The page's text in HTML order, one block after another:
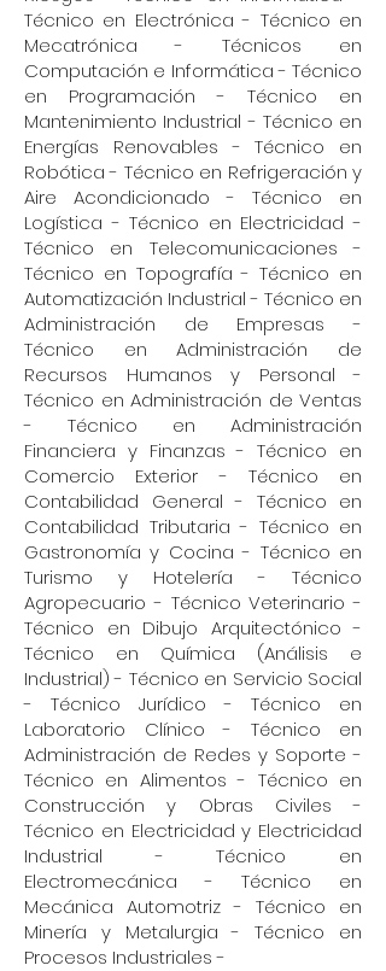
Técnico en Electrónica - Técnico en
Mecatrónica - Técnicos en
Computación e Informática - Técnico
en Programación - Técnico en
Mantenimiento Industrial - Técnico en
Energías Renovables - Técnico en
Robótica - Técnico en Refrigeración y
Aire Acondicionado - Técnico en
Logística - Técnico en Electricidad -
Técnico en Telecomunicaciones -
Técnico en Topografía - Técnico en
Automatización Industrial - Técnico en
Administración de Empresas -
Técnico en Administración de
Recursos Humanos y Personal -
Técnico en Administración de Ventas
- Técnico en Administración
Financiera y Finanzas - Técnico en
Comercio Exterior - Técnico en
Contabilidad General - Técnico en
Contabilidad Tributaria - Técnico en
Gastronomía y Cocina - Técnico en
Turismo y Hotelería - Técnico
Agropecuario - Técnico Veterinario -
Técnico en Dibujo Arquitectónico -
Técnico en Química (Análisis e
Industrial) - Técnico en Servicio Social
- Técnico Jurídico - Técnico en
Laboratorio Clínico - Técnico en
Administración de Redes y Soporte -
Técnico en Alimentos - Técnico en
Construcción y Obras Civiles -
Técnico en Electricidad y Electricidad
Industrial - Técnico en
Electromecánica - Técnico en
Mecánica Automotriz - Técnico en
Minería y Metalurgia - Técnico en
Procesos Industriales -